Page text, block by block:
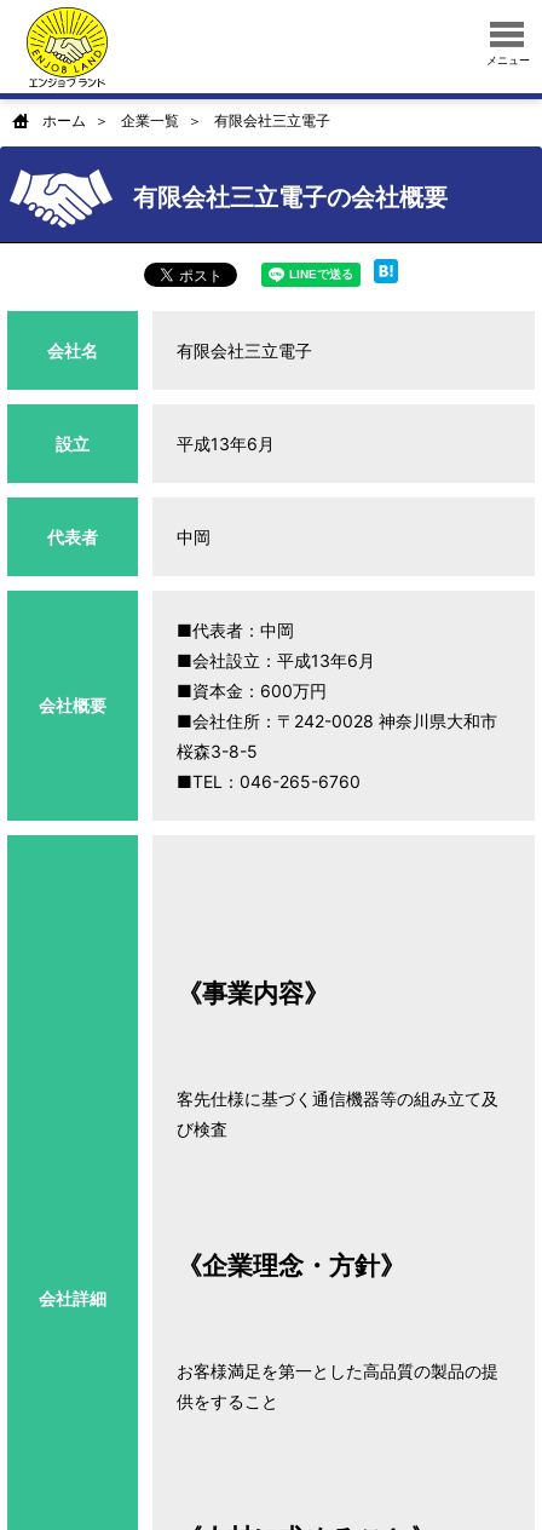
メニュー
ホーム 企業一覧 有限会社三立電子
有限会社三立電子の会社概要
会社名 有限会社三立電子
設立 平成13年6月
代表者 中岡
会社概要
■代表者：中岡
■会社設立：平成13年6月
■資本金：600万円
■会社住所：〒242-0028 神奈川県大和市
桜森3-8-5
■TEL：046-265-6760
会社詳細
《事業内容》
客先仕様に基づく通信機器等の組み立て及
《企業理念・方針》
お客様満足を第一とした高品質の製品の提
供をすること